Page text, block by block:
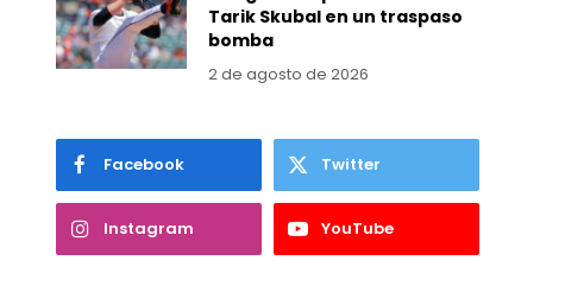
Tarik Skubal en un traspaso
bomba
2 de agosto de 2026
Facebook Twitter
Instagram YouTube